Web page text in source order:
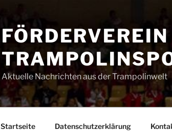
Aktuelle Nachrichten aus der Trampolinwelt
Startseite Datenschutzerklärung